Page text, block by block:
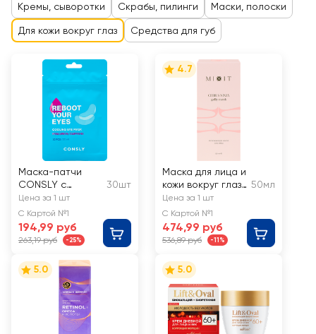
Кремы, сыворотки Скрабы, пилинги Маски, полоски
Для кожи вокруг глаз Средства для губ
Маска-патчи
CONSLY с
кофеином и
гиалуроновой
кислотой
30шт
Цена за 1 шт
С Картой №1
194,99 руб
263,19 руб -25%
4.7
Маска для лица и
кожи вокруг глаз
MIXIT Citrus ninja
gelly mask
противоотечная
50мл
Цена за 1 шт
С Картой №1
474,99 руб
536,89 руб -11%
5.0 5.0